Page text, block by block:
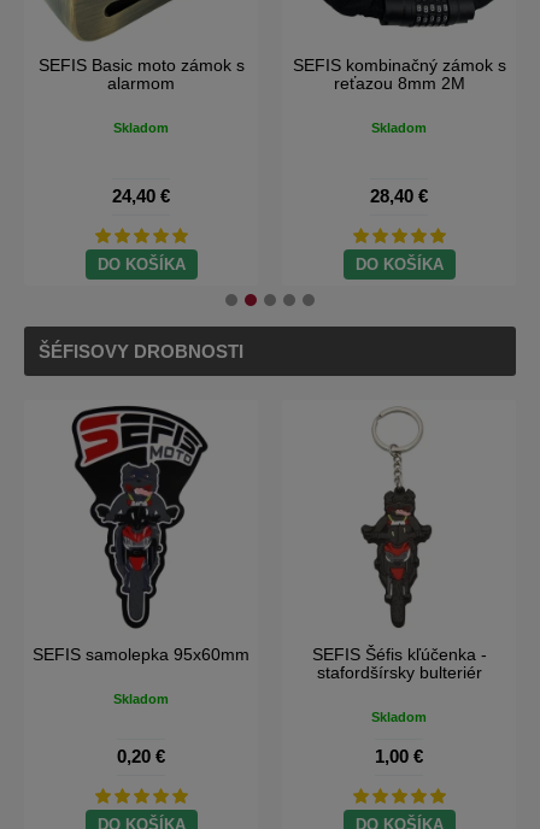
Basic moto zámok s
alarmom
DO KOŠÍKA
SEFIS kombinačný zámok s
reťazou 8mm 2M
DO KOŠÍKA
ŠÉFISOVY DROBNOSTI
SEFIS samolepka 95x60mm
Skladom
0,20 €
DO KOŠÍKA
SEFIS Šéfis kľúčenka -
stafordšírsky bulteriér
Skladom
1,00 €
DO KOŠÍKA